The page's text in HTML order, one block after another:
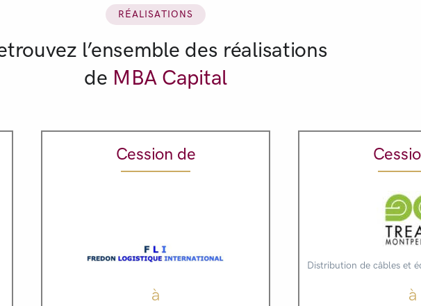
RÉALISATIONS
l’ensemble des réalisations
de MBA Capital
Cession de
à
Distribution de câbles et
à